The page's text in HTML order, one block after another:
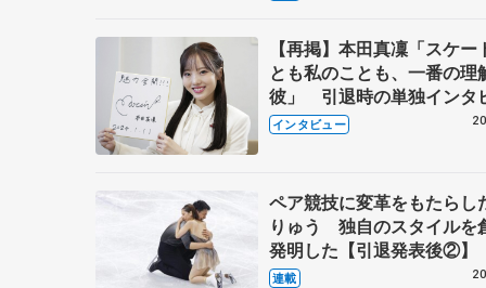
【再掲】本田真凜「スケー
とも私のことも、一番の理
彼」 引退時の単独インタ
で語った競技人生や家族、
これからの夢…
インタビュー
ペア競技に変革をもたらし
りゅう 独自のスタイルを
発明した【引退発表後②】
連載